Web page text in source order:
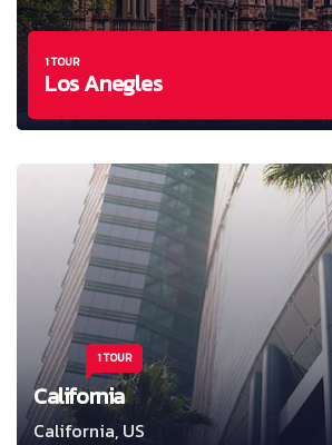
1 TOUR
Los Anegles
1 TOUR
California
California, US